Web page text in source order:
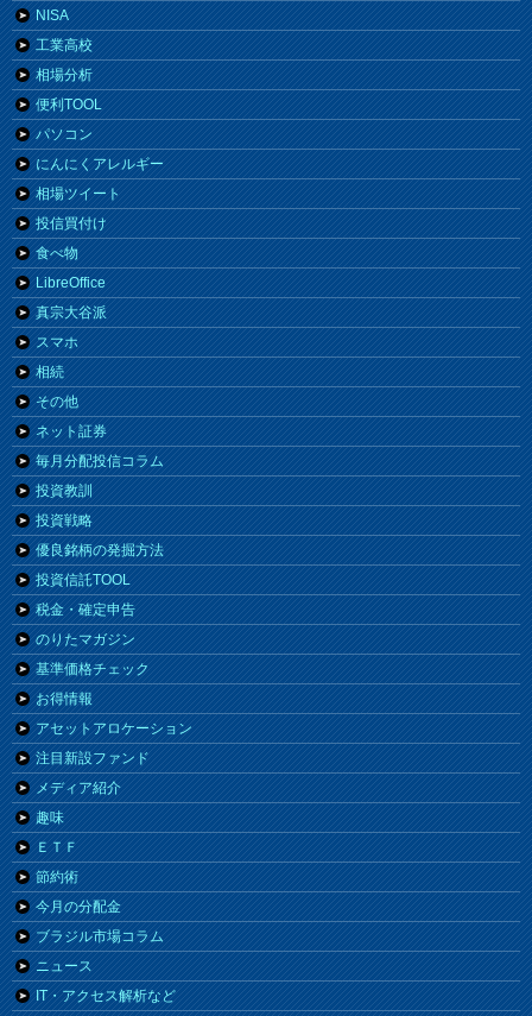
NISA
工業高校
相場分析
便利TOOL
パソコン
にんにくアレルギー
相場ツイート
投信買付け
食べ物
LibreOffice
真宗大谷派
スマホ
相続
その他
ネット証券
毎月分配投信コラム
投資教訓
投資戦略
優良銘柄の発掘方法
投資信託TOOL
税金・確定申告
のりたマガジン
基準価格チェック
お得情報
アセットアロケーション
注目新設ファンド
メディア紹介
趣味
ＥＴＦ
節約術
今月の分配金
ブラジル市場コラム
ニュース
IT・アクセス解析など